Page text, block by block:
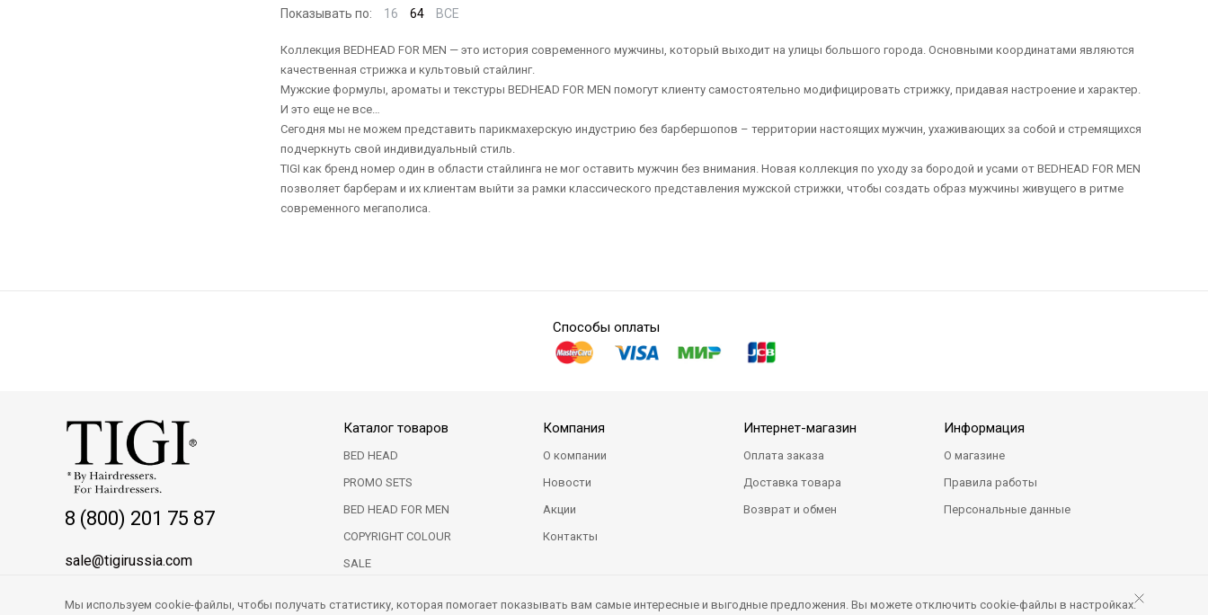
Показывать по: 16 64 ВСЕ
Коллекция BEDHEAD FOR MEN — это история современного мужчины, который выходит на улицы большого города. Основными координатами являются
качественная стрижка и культовый стайлинг.
Мужские формулы, ароматы и текстуры BEDHEAD FOR MEN помогут клиенту самостоятельно модифицировать стрижку, придавая настроение и характер.
И это еще не все…
Сегодня мы не можем представить парикмахерскую индустрию без барбершопов – территории настоящих мужчин, ухаживающих за собой и стремящихся
подчеркнуть свой индивидуальный стиль.
TIGI как бренд номер один в области стайлинга не мог оставить мужчин без внимания. Новая коллекция по уходу за бородой и усами от BEDHEAD FOR MEN
позволяет барберам и их клиентам выйти за рамки классического представления мужской стрижки, чтобы создать образ мужчины живущего в ритме
современного мегаполиса.
Способы оплаты
8 (800) 201 75 87
sale@tigirussia.com
Каталог товаров
BED HEAD
PROMO SETS
BED HEAD FOR MEN
COPYRIGHT COLOUR
SALE
Компания
О компании
Новости
Акции
Контакты
Интернет-магазин
Оплата заказа
Доставка товара
Возврат и обмен
Информация
О магазине
Правила работы
Персональные данные
Мы используем cookie-файлы, чтобы получать статистику, которая помогает показывать вам самые интересные и выгодные предложения. Вы можете отключить cookie-файлы в настройках.